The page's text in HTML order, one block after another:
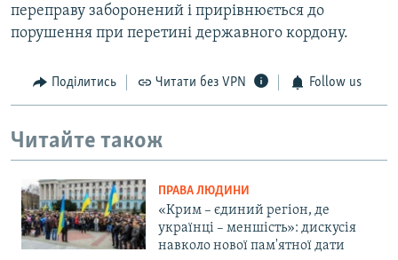
переправу заборонений і прирівнюється до
порушення при перетині державного кордону.
Поділитись Читати без VPN Follow us
Читайте також
ПРАВА ЛЮДИНИ
«Крим – єдиний регіон, де
українці – меншість»: дискусія
навколо нової пам'ятної дати